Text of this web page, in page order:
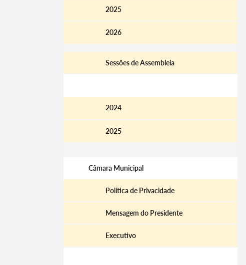
2025
2026
Sessões de Assembleia
2024
2025
Câmara Municipal
Política de Privacidade
Mensagem do Presidente
Executivo